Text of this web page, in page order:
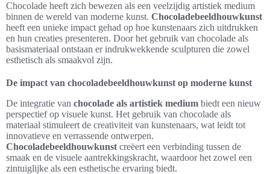
Chocolade heeft zich bewezen als een veelzijdig artistiek medium
binnen de wereld van moderne kunst. Chocoladebeeldhouwkunst
heeft een unieke impact gehad op hoe kunstenaars zich uitdrukken
en hun creaties presenteren. Door het gebruik van chocolade als
basismateriaal ontstaan er indrukwekkende sculpturen die zowel
esthetisch als smaakvol zijn.
De impact van chocoladebeeldhouwkunst op moderne kunst
De integratie van chocolade als artistiek medium biedt een nieuw
perspectief op visuele kunst. Het gebruik van chocolade als
materiaal stimuleert de creativiteit van kunstenaars, wat leidt tot
innovatieve en verrassende ontwerpen.
Chocoladebeeldhouwkunst creëert een verbinding tussen de
smaak en de visuele aantrekkingskracht, waardoor het zowel een
zintuiglijke als een esthetische ervaring biedt.